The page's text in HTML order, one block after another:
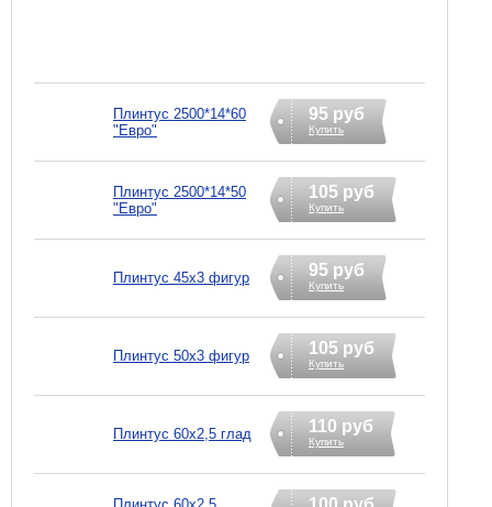
Плинтус 2500*14*60
"Евро"
95 руб
Купить
Плинтус 2500*14*50
"Евро"
105 руб
Купить
Плинтус 45х3 фигур 95 руб
Купить
Плинтус 50х3 фигур 105 руб
Купить
Плинтус 60х2,5 глад 110 руб
Купить